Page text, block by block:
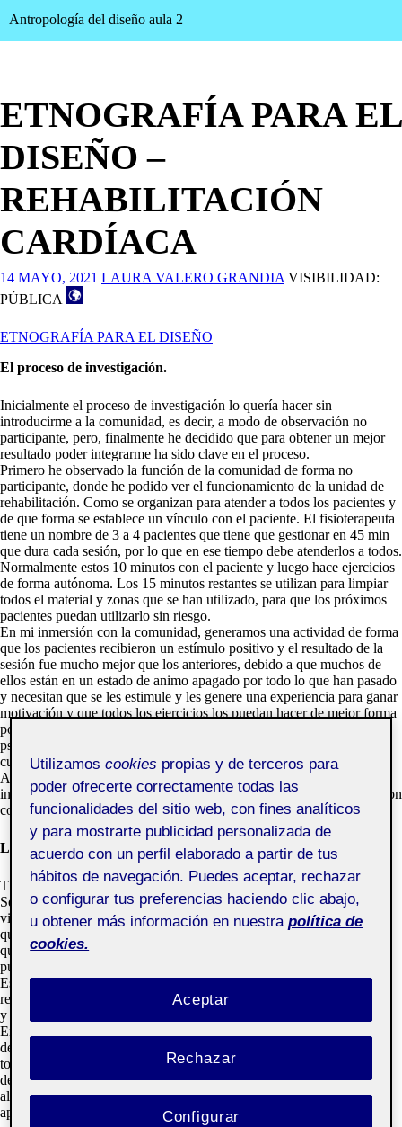
Antropología del diseño aula 2
ETNOGRAFÍA PARA EL
DISEÑO –
REHABILITACIÓN
CARDÍACA
14 MAYO, 2021 LAURA VALERO GRANDIA VISIBILIDAD:
PÚBLICA
ETNOGRAFÍA PARA EL DISEÑO
El proceso de investigación.
Inicialmente el proceso de investigación lo quería hacer sin
introducirme a la comunidad, es decir, a modo de observación no
participante, pero, finalmente he decidido que para obtener un mejor
resultado poder integrarme ha sido clave en el proceso.
Primero he observado la función de la comunidad de forma no
participante, donde he podido ver el funcionamiento de la unidad de
rehabilitación. Como se organizan para atender a todos los pacientes y
de que forma se establece un vínculo con el paciente. El fisioterapeuta
tiene un nombre de 3 a 4 pacientes que tiene que gestionar en 45 min
que dura cada sesión, por lo que en ese tiempo debe atenderlos a todos.
Normalmente estos 10 minutos con el paciente y luego hace ejercicios
de forma autónoma. Los 15 minutos restantes se utilizan para limpiar
todos el material y zonas que se han utilizado, para que los próximos
pacientes puedan utilizarlo sin riesgo.
En mi inmersión con la comunidad, generamos una actividad de forma
que los pacientes recibieron un estímulo positivo y el resultado de la
sesión fue mucho mejor que los anteriores, debido a que muchos de
ellos están en un estado de animo apagado por todo lo que han pasado
y necesitan que se les estimule y les genere una experiencia para ganar
motivación y que todos los ejercicios los puedan hacer de mejor forma
por los ánimos que consiguen. Es muy importante que
psicológicamente los pacientes estén fuertes para poder mejorar el
cuerpo.
Además, gracias a la ayuda de encuestas y cuestionarios he recogido
información directa de los fisioterapeutas donde me han contestado con
cosas muy interesantes, algunas que yo no he podido observar.
Los registros más importantes.
TIEMPO
Se necesita mucho más tiempo para tratar el paciente. Es algo que he
visto
que hace mucha falta, también esto genera un estrés al fisioterapeuta
que
puede transmitir al paciente.
Es un aspecto que se podría mejorar, para poder dar una mejor
recuperación
y mejorar también la organización del fisioterapeuta.
Entiendo que con la pandemia al reducir 15 min las sesiones para
desinfectar
todos los elementos de la sala, pero es un tema que se podría mejorar
de
alguna forma implementando nuevos métodos o nuevas formas para
apoyar el paciente.
Utilizamoscookies propias y de terceros para
poder ofrecerte correctamente todas las
funcionalidades del sitio web, con fines analíticos
y para mostrarte publicidad personalizada de
acuerdo con un perfil elaborado a partir de tus
hábitos de navegación. Puedes aceptar, rechazar
o configurar tus preferencias haciendo clic abajo,
u obtener más información en nuestra política de
cookies.
Rechazar
Aceptar
Configurar